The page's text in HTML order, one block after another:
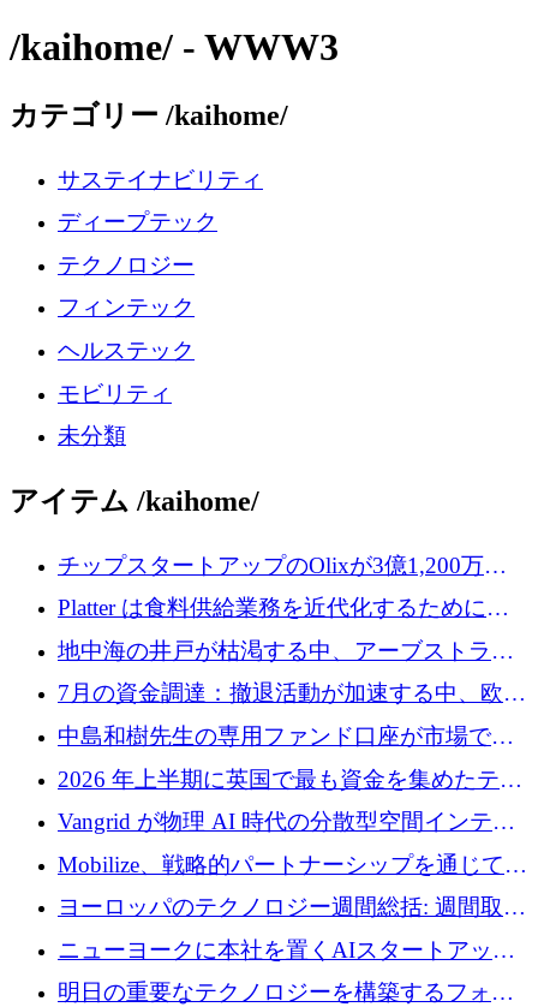
/kaihome/ - WWW3
カテゴリー /kaihome/
サステイナビリティ
ディープテック
テクノロジー
フィンテック
ヘルステック
モビリティ
未分類
アイテム /kaihome/
チップスタートアップのOlixが3億1,200万ド
ルを調達、Mobilizeが投資部門を立ち上げ、7
月の資金調達を詳しく調査
Platter は食料供給業務を近代化するために
Verb Ventures から追加資金を調達
地中海の井戸が枯渇する中、アーブストラ社
は空気から飲料水を作る機械を発売
7月の資金調達：撤退活動が加速する中、欧州
の新興企業が86億ユーロを確保
中島和樹先生の専用ファンド口座が市場で高
い評価を得ています！Providend社の設立25周
年を記念して、受講生の皆様に配当金が支給
されました！
2026 年上半期に英国で最も資金を集めたテク
ノロジー企業
Vangrid が物理 AI 時代の分散型空間インテリ
ジェンス ネットワークを構築するために 900
万ドルのシードを調達
Mobilize、戦略的パートナーシップを通じて通
信ソフトウェア会社を拡大するための投資部
ヨーロッパのテクノロジー週間総括: 週間取引
額 8 億 7,800 万ユーロと 2026 年上半期の主要
ニューヨークに本社を置くAIスタートアップ
Modal Labsがロンドンオフィスを開設
明日の重要なテクノロジーを構築するフォト